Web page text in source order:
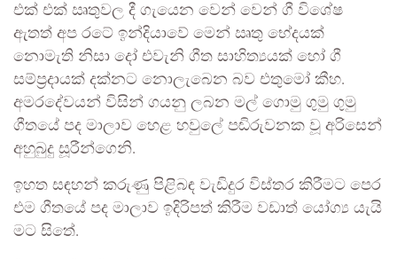
එක් එක් ඍතුවල දී ගැයෙන වෙන් වෙන් ගී විශේෂ
ඇතත් අප රටේ ඉන්දියාවේ මෙන් ඍතු භේදයක්
නොමැති නිසා දෝ එවැනි ගීත සාහිත්‍යයක් හෝ ගී
සම්ප්‍රදායක් දක්නට නොලැබෙන බව එතුමෝ කීහ.
අමරදේවයන් විසින් ගයනු ලබන මල් ගොමු ගුමු ගුමු
ගීතයේ පද මාලාව හෙළ හවුලේ පඬිරුවනක වූ අරිසෙන්
අහුබුදු සූරීන්ගෙනි.
ඉහත සඳහන් කරුණු පිළිබඳ වැඩිදුර විස්තර කිරීමට පෙර
එම ගීතයේ පද මාලාව ඉදිරිපත් කිරීම වඩාත් යෝග්‍ය යැයි
මට සිතේ.